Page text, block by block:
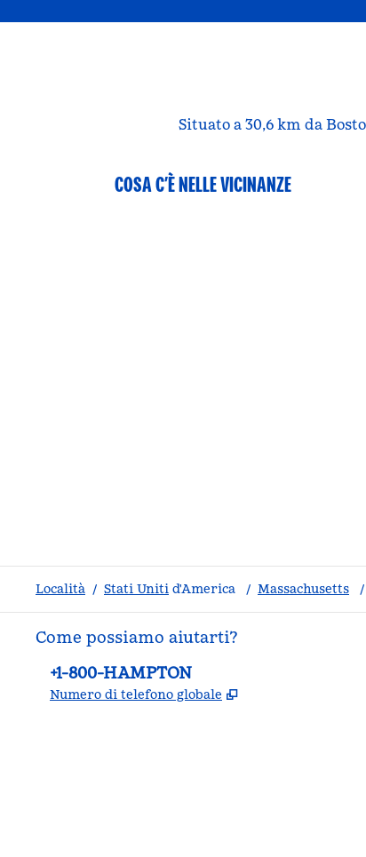
Situato a 30,6 km da
COSA C’È NELLE VICINANZE
Località / Stati Uniti d'America / Massachusetts /
Come possiamo aiutarti?
Telefono:
+1-800-HAMPTON
Numero di telefono globale ,